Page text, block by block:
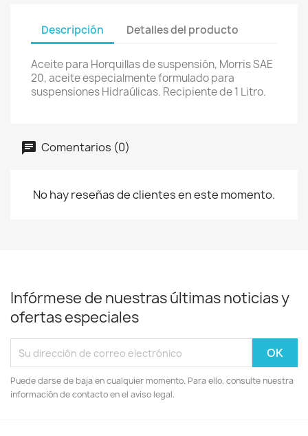
Descripción Detalles del producto
Aceite para Horquillas de suspensión, Morris SAE
20, aceite especialmente formulado para
suspensiones Hidraúlicas. Recipiente de 1 Litro.
Comentarios (0)
No hay reseñas de clientes en este momento.
Infórmese de nuestras últimas noticias y
ofertas especiales
Puede darse de baja en cualquier momento. Para ello, consulte nuestra
información de contacto en el aviso legal.